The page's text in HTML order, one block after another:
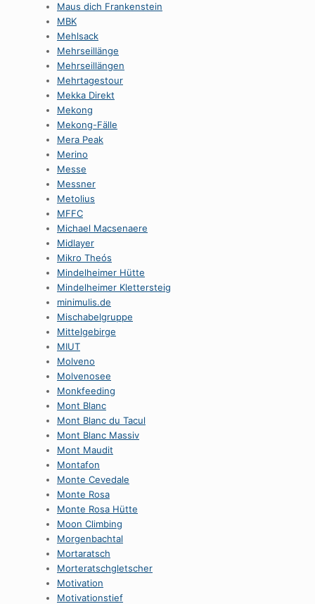
Maus dich Frankenstein
MBK
Mehlsack
Mehrseillänge
Mehrseillängen
Mehrtagestour
Mekka Direkt
Mekong
Mekong-Fälle
Mera Peak
Merino
Messe
Messner
Metolius
MFFC
Michael Macsenaere
Midlayer
Mikro Theós
Mindelheimer Hütte
Mindelheimer Klettersteig
minimulis.de
Mischabelgruppe
Mittelgebirge
MIUT
Molveno
Molvenosee
Monkfeeding
Mont Blanc
Mont Blanc du Tacul
Mont Blanc Massiv
Mont Maudit
Montafon
Monte Cevedale
Monte Rosa
Monte Rosa Hütte
Moon Climbing
Morgenbachtal
Mortaratsch
Morteratschgletscher
Motivation
Motivationstief